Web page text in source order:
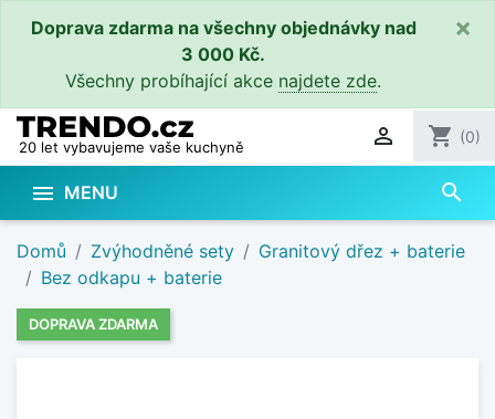
Doprava zdarma na všechny objednávky nad
3 000 Kč.
Všechny probíhající akce najdete zde.
×
20 let vybavujeme vaše kuchyně  shopping_cart (0)
 MENU search
Domů Zvýhodněné sety
Granitový dřez + baterie
Bez odkapu + baterie
DOPRAVA ZDARMA